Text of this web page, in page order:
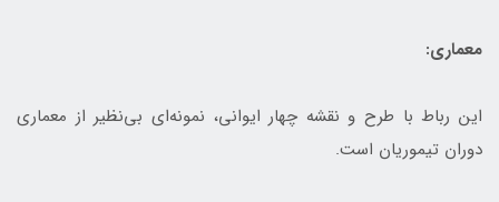
معماری:
این رباط با طرح و نقشه چهار ایوانی، نمونه‌ای بی‌نظیر از معماری
دوران تیموریان است.